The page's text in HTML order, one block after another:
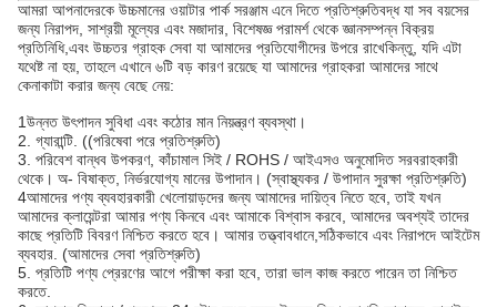
আমরা আপনাদেরকে উচ্চমানের ওয়াটার পার্ক সরঞ্জাম এনে দিতে প্রতিশ্রুতিবদ্ধ যা সব বয়সের
জন্য নিরাপদ, সাশ্রয়ী মূল্যের এবং মজাদার, বিশেষজ্ঞ পরামর্শ থেকে জ্ঞানসম্পন্ন বিক্রয়
প্রতিনিধি,এবং উচ্চতর গ্রাহক সেবা যা আমাদের প্রতিযোগীদের উপরে রাখেকিন্তু, যদি এটা
যথেষ্ট না হয়, তাহলে এখানে ৬টি বড় কারণ রয়েছে যা আমাদের গ্রাহকরা আমাদের সাথে
কেনাকাটা করার জন্য বেছে নেয়:
1উন্নত উৎপাদন সুবিধা এবং কঠোর মান নিয়ন্ত্রণ ব্যবস্থা।
2. গ্যারান্টি. ((পরিষেবা পরে প্রতিশ্রুতি)
3. পরিবেশ বান্ধব উপকরণ, কাঁচামাল সিই / ROHS / আইএসও অনুমোদিত সরবরাহকারী
থেকে। অ- বিষাক্ত, নির্ভরযোগ্য মানের উপাদান। (স্বাস্থ্যকর / উপাদান সুরক্ষা প্রতিশ্রুতি)
4আমাদের পণ্য ব্যবহারকারী খেলোয়াড়দের জন্য আমাদের দায়িত্ব নিতে হবে, তাই যখন
আমাদের ক্লায়েন্টরা আমার পণ্য কিনবে এবং আমাকে বিশ্বাস করবে, আমাদের অবশ্যই তাদের
কাছে প্রতিটি বিবরণ নিশ্চিত করতে হবে। আমার তত্ত্বাবধানে,সঠিকভাবে এবং নিরাপদে আইটেম
ব্যবহার. (আমাদের সেবা প্রতিশ্রুতি)
5. প্রতিটি পণ্য প্রেরণের আগে পরীক্ষা করা হবে, তারা ভাল কাজ করতে পারেন তা নিশ্চিত
করতে.